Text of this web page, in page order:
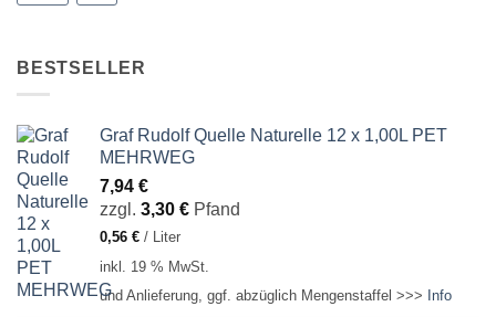
BESTSELLER
Graf Rudolf Quelle Naturelle 12 x 1,00L PET
MEHRWEG
7,94 €
zzgl. 3,30 € Pfand
0,56 € / Liter
inkl. 19 % MwSt.
und Anlieferung, ggf. abzüglich Mengenstaffel >>> Info